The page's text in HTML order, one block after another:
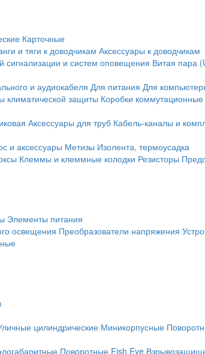
Карточные
и тяги к доводчикам Аксессуары к доводчикам
сигнализации и систем оповещения Витая пара
и аудиокабеля Для питания Для
климатической защиты Коробки
Аксессуары для труб Кабель-каналы и
и аксессуары Метизы Изолента, термоусадка
Клеммы и клеммные колодки Резисторы
Элементы питания
освещения Преобразователи напряжения
цилиндрические Миникорпусные
Поворотные Fish Eye